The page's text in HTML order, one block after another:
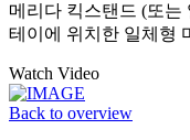
메리다 킥스탠드 (또는
테이에 위치한 일체형
Watch Video
Back to overview